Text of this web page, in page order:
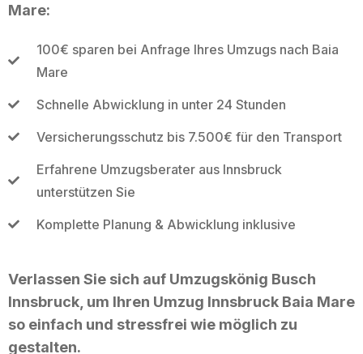
Mare:
100€ sparen bei Anfrage Ihres Umzugs nach Baia
Mare
Schnelle Abwicklung in unter 24 Stunden
Versicherungsschutz bis 7.500€ für den Transport
Erfahrene Umzugsberater aus Innsbruck
unterstützen Sie
Komplette Planung & Abwicklung inklusive
Verlassen Sie sich auf Umzugskönig Busch
Innsbruck, um Ihren Umzug Innsbruck Baia Mare
so einfach und stressfrei wie möglich zu
gestalten.